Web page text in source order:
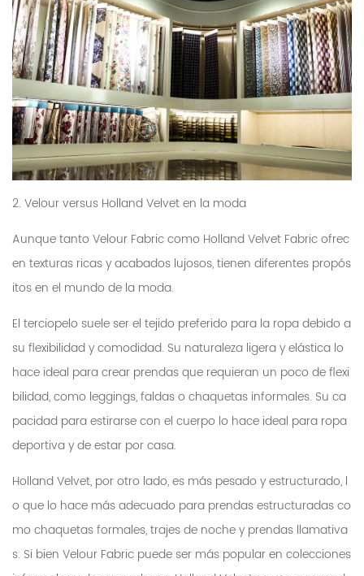
2. Velour versus Holland Velvet en la moda
Aunque tanto Velour Fabric como Holland Velvet Fabric ofrec
en texturas ricas y acabados lujosos, tienen diferentes propós
itos en el mundo de la moda.
El terciopelo suele ser el tejido preferido para la ropa debido a
su flexibilidad y comodidad. Su naturaleza ligera y elástica lo
hace ideal para crear prendas que requieran un poco de flexi
bilidad, como leggings, faldas o chaquetas informales. Su ca
pacidad para estirarse con el cuerpo lo hace ideal para ropa
deportiva y de estar por casa.
Holland Velvet, por otro lado, es más pesado y estructurado, l
o que lo hace más adecuado para prendas estructuradas co
mo chaquetas formales, trajes de noche y prendas llamativa
s. Si bien Velour Fabric puede ser más popular en colecciones